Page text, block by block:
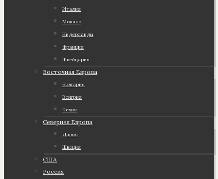
Италия
Монако
Нидерланды
Франция
Швейцария
Восточная Европа
Болгария
Венгрия
Чехия
Северная Европа
Дания
Швеция
США
Россия